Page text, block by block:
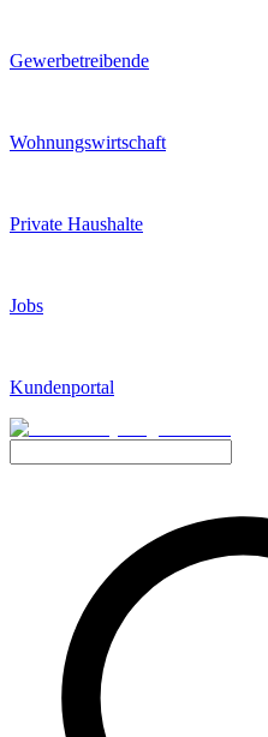
Gewerbetreibende
Wohnungswirtschaft
Private Haushalte
Jobs
Kundenportal